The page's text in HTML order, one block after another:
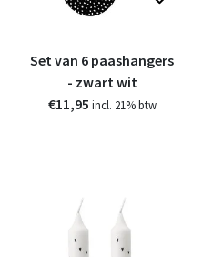
Set van 6 paashangers
- zwart wit
€11,95 incl. 21% btw